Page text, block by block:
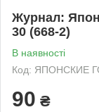
Журнал:
30 (668-2)
В наявності
Код: ЯПОНСКИЕ
90 ₴